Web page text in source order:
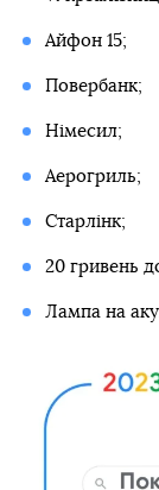
Айфон 15;
Повербанк;
Німесил;
Аерогриль;
Старлінк;
20 гривень
Лампа на